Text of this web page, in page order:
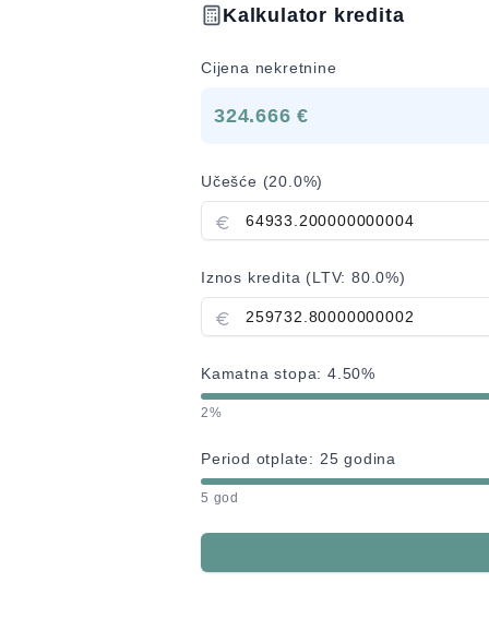
Kalkulator kredita
Cijena nekretnine
324.666 €
Učešće (20.0%)
Iznos kredita (LTV:80.0%)
Kamatna stopa:4.50%
2%
Period otplate: 25 godina
5 god